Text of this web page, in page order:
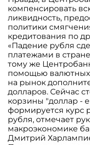
компенсировать
ликвидность,
политики
кредитования по
«Падение рубля
платежами в
тому же
помощью
на рынок
долларов. Сейчас
корзины "доллар -
формируется курс
рубля, отмечает
макроэкономике
Дмитрий